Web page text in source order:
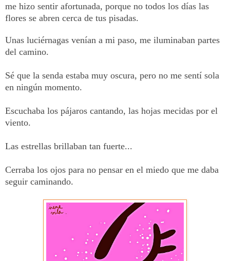
me hizo sentir afortunada, porque no todos los días las
flores se abren cerca de tus pisadas.
Unas luciérnagas venían a mi paso, me iluminaban partes
del camino.
Sé que la senda estaba muy oscura, pero no me sentí sola
en ningún momento.
Escuchaba los pájaros cantando, las hojas mecidas por el
viento.
Las estrellas brillaban tan fuerte...
Cerraba los ojos para no pensar en el miedo que me daba
seguir caminando.